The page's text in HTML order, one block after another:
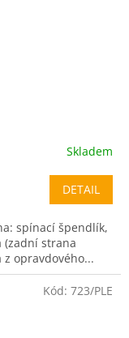
Skladem
DETAIL
spínací špendlík,
(zadní strana
opravdového...
Kód: 723/PLE